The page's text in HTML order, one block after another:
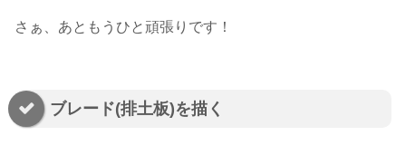
さぁ、あともうひと頑張りです！
ブレード(排土板)を描く